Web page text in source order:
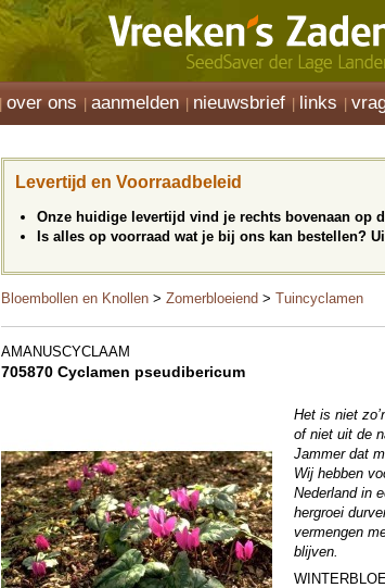
over ons aanmelden nieuwsbrief links
Levertijd en Voorraadbeleid
Onze huidige levertijd vind je rechts bovenaan op
Is alles op voorraad wat je bij ons kan bestellen?
Bloembollen en Knollen > Zomerbloeiend > Tuincyclamen
AMANUSCYCLAAM
705870 Cyclamen pseudibericum
Het is niet
of niet uit de
Jammer dat
Wij hebben
Nederland in
hergroei
vermengen
blijven.